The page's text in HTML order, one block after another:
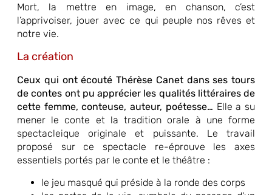
Mort, la mettre en image, en chanson, c’est
l’apprivoiser, jouer avec ce qui peuple nos rêves et
notre vie.
La création
Ceux qui ont écouté Thérèse Canet dans ses tours
de contes ont pu apprécier les qualités littéraires de
cette femme, conteuse, auteur, poétesse… Elle a su
mener le conte et la tradition orale à une forme
spectacleique originale et puissante. Le travail
proposé sur ce spectacle re-éprouve les axes
essentiels portés par le conte et le théâtre :
le jeu masqué qui préside à la ronde des corps